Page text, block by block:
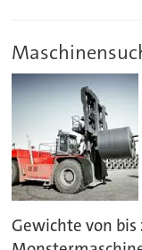
Gewichte von bis